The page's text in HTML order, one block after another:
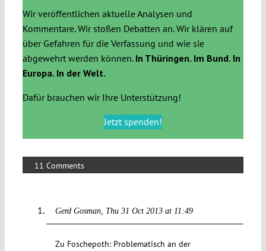
Wir veröffentlichen aktuelle Analysen und
Kommentare. Wir stoßen Debatten an. Wir klären auf
über Gefahren für die Verfassung und wie sie
abgewehrt werden können. In Thüringen. Im Bund. In
Europa. In der Welt.
Dafür brauchen wir Ihre Unterstützung!
Jetzt spenden!
11 Comments
Gerd Gosman Thu 31 Oct 2013 at 11:49
Zu Foschepoth: Problematisch an der